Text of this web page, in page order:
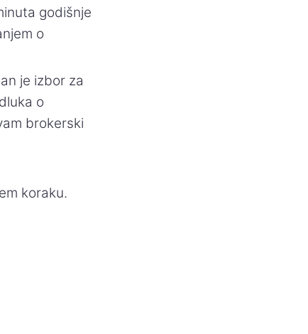
godišnje
o
je izbor za
o
brokerski
koraku.